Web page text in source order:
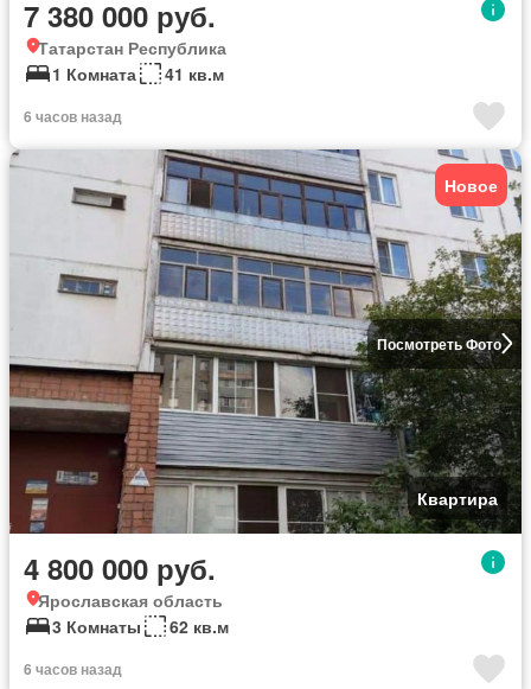
7 380 000 руб.
Татарстан Республика
1 Комната
41 кв.м
6 часов назад
Посмотреть Фото
Новое
Квартира
4 800 000 руб.
Ярославская область
3 Комнаты
62 кв.м
6 часов назад